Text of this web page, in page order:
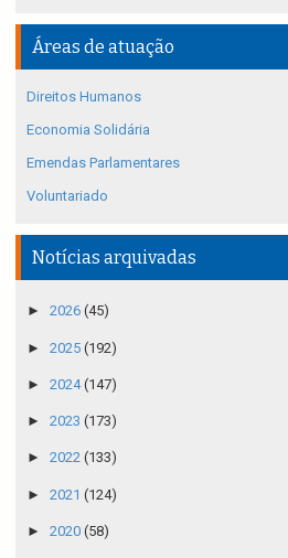
Áreas de atuação
Direitos Humanos
Economia Solidária
Emendas Parlamentares
Voluntariado
Notícias arquivadas
► 2026 (45)
► 2025 (192)
► 2024(147)
► 2023 (173)
► 2022 (133)
► 2021 (124)
► 2020 (58)